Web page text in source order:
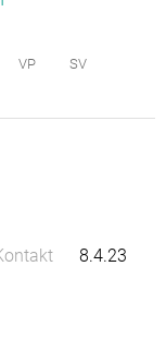
VP SV
8.4.23